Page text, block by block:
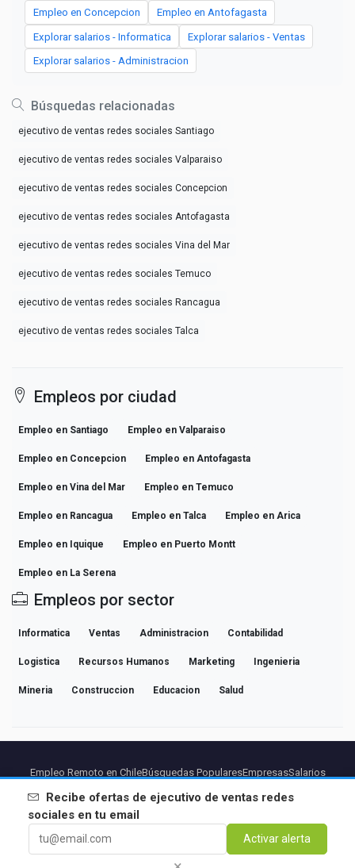
Empleo en Concepcion Empleo en Antofagasta
Explorar salarios - Informatica Explorar salarios - Ventas
Explorar salarios - Administracion
Búsquedas relacionadas
ejecutivo de ventas redes sociales Santiago
ejecutivo de ventas redes sociales Valparaiso
ejecutivo de ventas redes sociales Concepcion
ejecutivo de ventas redes sociales Antofagasta
ejecutivo de ventas redes sociales Vina del Mar
ejecutivo de ventas redes sociales Temuco
ejecutivo de ventas redes sociales Rancagua
ejecutivo de ventas redes sociales Talca
Empleos por ciudad
Empleo en Santiago Empleo en Valparaiso
Empleo en Concepcion Empleo en Antofagasta
Empleo en Vina del Mar Empleo en Temuco
Empleo en Rancagua Empleo en Talca Empleo en Arica
Empleo en Iquique Empleo en Puerto Montt
Empleo en La Serena
Empleos por sector
Informatica Ventas Administracion Contabilidad
Logistica Recursos Humanos Marketing Ingenieria
Mineria Construccion Educacion Salud
Recibe ofertas de ejecutivo de ventas redes
sociales en tu email
Activar alerta
Empleo Remoto en ChileBúsquedas PopularesEmpresasSalarios
PartnersAviso legalPrivacidadTerminosCondiciones Premium
Cancelar Premium
Contacto
© 2026 BEBEE PLATFORM SL - ID ESB84471838